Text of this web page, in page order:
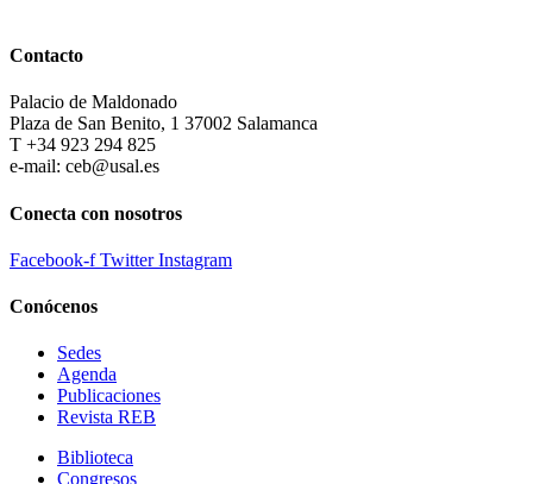
Contacto
Palacio de Maldonado
Plaza de San Benito, 1 37002 Salamanca
T +34 923 294 825
e-mail: ceb@usal.es
Conecta con nosotros
Facebook-f Twitter Instagram
Conócenos
Sedes
Agenda
Publicaciones
Revista REB
Biblioteca
Congresos